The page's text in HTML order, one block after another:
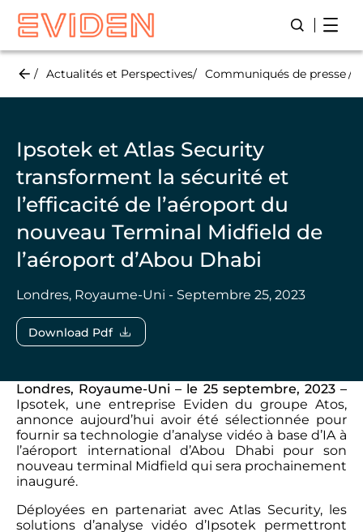
Skip
main
Lancer/
Actualités et Perspectives Communiqués de presse
Ipsotek et Atlas Security
transforment la sécurité et
l’efficacité de l’aéroport du
nouveau Terminal Midfield de
l’aéroport d’Abou Dhabi
Londres, Royaume-Uni - Septembre 25, 2023
Download Pdf
Londres, Royaume-Uni – le 25 septembre, 2023 –
Ipsotek, une entreprise Eviden du groupe Atos,
annonce aujourd’hui avoir été sélectionnée pour
fournir sa technologie d’analyse vidéo à base d’IA à
l’aéroport international d’Abou Dhabi pour son
nouveau terminal Midfield qui sera prochainement
inauguré.
Déployées en partenariat avec Atlas Security, les
solutions d’analyse vidéo d’Ipsotek permettront